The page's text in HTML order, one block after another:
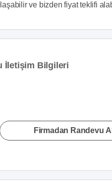
ve bizden fiyat teklifi
İletişim Bilgileri
Firmadan Randevu Al